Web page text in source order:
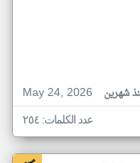
May 24, 2026
شهرين
عدد الكلمات: ٢٥٤